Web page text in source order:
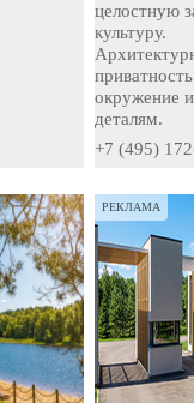
целостную
культуру.
окружение
деталям.
+7 (495)
РЕКЛАМА